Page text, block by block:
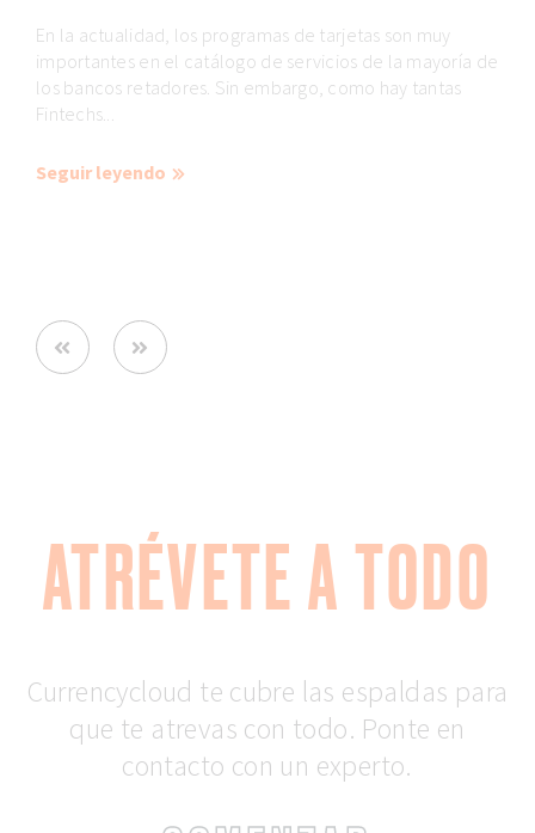
En la actualidad, los programas de tarjetas son muy
importantes en el catálogo de servicios de la mayoría de
los bancos retadores. Sin embargo, como hay tantas
Fintechs...
Seguir leyendo
Prev Next
ATRÉVETE A TODO
Currencycloud te cubre las espaldas para
que te atrevas con todo. Ponte en
contacto con un experto.